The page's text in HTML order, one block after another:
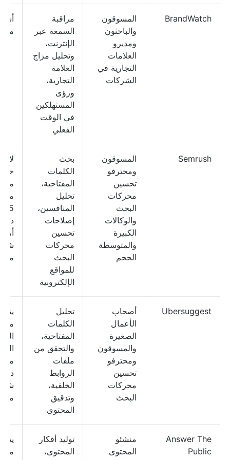
BrandWatch
المسوقون
والباحثون
ومديرو
العلامات
التجارية في
الشركات
مراقبة
السمعة عبر
الإنترنت،
وتحليل مزاج
العلامة
التجارية،
ورؤى
المستهلكين
في الوقت
الفعلي
Semrush
المسوقون
ومحترفو
تحسين
محركات
البحث
والوكالات
الكبيرة
والمتوسطة
الحجم
بحث
الكلمات
المفتاحية،
تحليل
المنافسين،
إصلاحات
تحسين
محركات
البحث
للمواقع
الإلكترونية
لا
من
Ubersuggest
أصحاب
الأعمال
الصغيرة
والمسوقون
ومحترفو
تحسين
محركات
البحث
تحليل
الكلمات
المفتاحية،
والتحقق من
ملفات
الروابط
الخلفية،
وتدقيق
المحتوى
Answer The
Public
منشئو
المحتوى
توليد أفكار
المحتوى،